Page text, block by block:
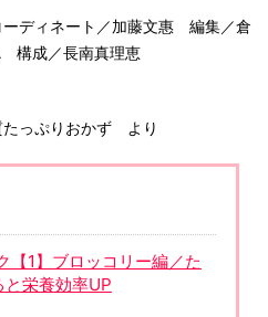
ディネート／加藤文惠 編集／倉
構成／長南真理恵
たっぷりおかず より
【1】ブロッコリー編／た
栄養効率UP